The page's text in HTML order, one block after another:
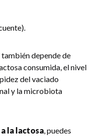
también depende de
consumida, el nivel
del vaciado
y la microbiota
la lactosa, puedes